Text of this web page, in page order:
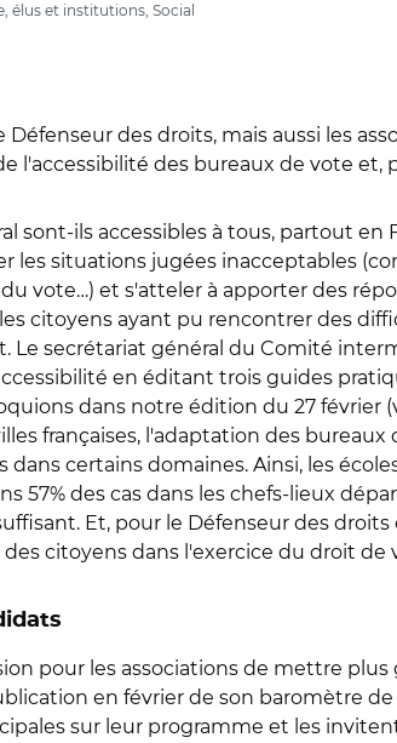
élus et institutions, Social
des droits, mais aussi les
l'accessibilité des bureaux de vote et,
sont-ils accessibles à tous, partout
les situations jugées inacceptables
vote…) et s'atteler à apporter des
citoyens ayant pu rencontrer des
Le secrétariat général du Comité
en éditant trois guides
dans notre édition du 27 février
françaises, l'adaptation des
certains domaines. Ainsi, les
57% des cas dans les chefs-lieux
Et, pour le Défenseur des
citoyens dans l'exercice du droit de
pour les associations de mettre
en février de son baromètre
sur leur programme et les